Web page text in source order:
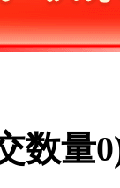
数量0